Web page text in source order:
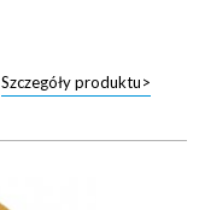
Szczegóły produktu>